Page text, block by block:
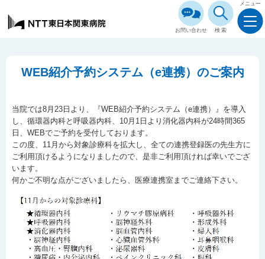
お問い合わせ 検索
メニュー
WEB紹介予約システム（e連携）のご案内
当院では8月23日より、『WEB紹介予約システム（e連携）』を導入
し、循環器内科と呼吸器内科、10月1日より消化器内科が24時間365
日、WEBでご予約を受付しております。
この度、11月から対象診療科を拡大し、全ての連携登録医の先生方に
ご利用頂けるようになりましたので、是非ご利用頂ければ幸いでござ
います。
何かご不明な点がございましたら、医療連携室までご連絡下さい。